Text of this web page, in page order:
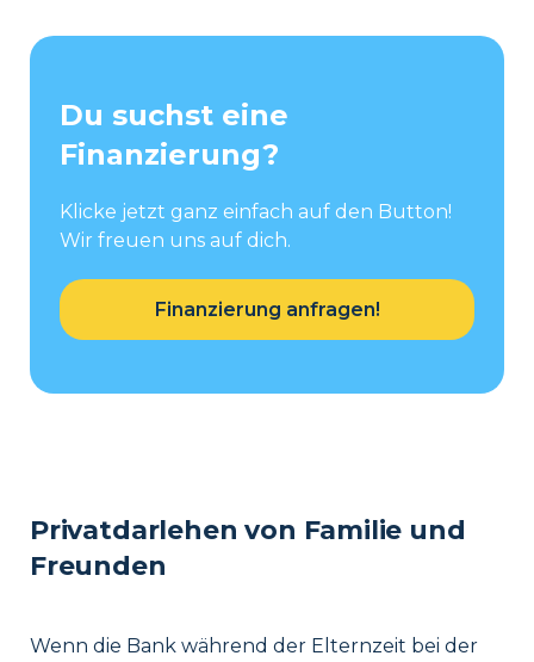
Du suchst eine
Finanzierung?
Klicke jetzt ganz einfach auf den Button!
Wir freuen uns auf dich.
Finanzierung anfragen!
Privatdarlehen von Familie und
Freunden
Wenn die Bank während der Elternzeit bei der